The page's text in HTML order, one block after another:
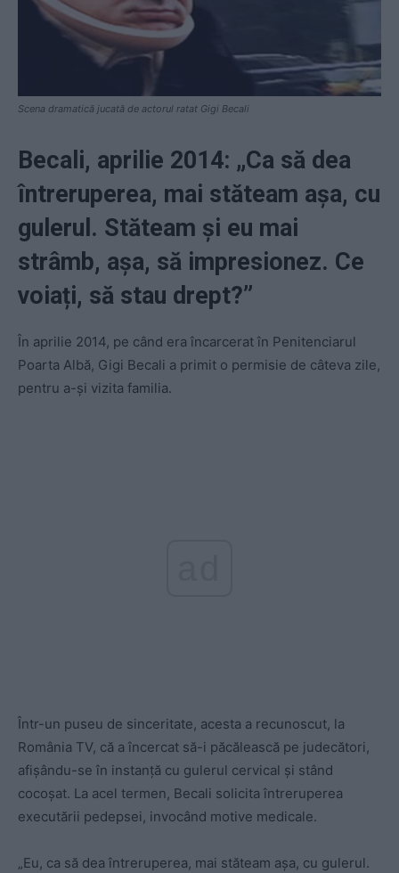
Scena dramatică jucată de actorul ratat Gigi Becali
Becali, aprilie 2014: „Ca să dea
întreruperea, mai stăteam așa, cu
gulerul. Stăteam și eu mai
strâmb, așa, să impresionez. Ce
voiați, să stau drept?”
În aprilie 2014, pe când era încarcerat în Penitenciarul
Poarta Albă, Gigi Becali a primit o permisie de câteva zile,
pentru a-și vizita familia.
Într-un puseu de sinceritate, acesta a recunoscut, la
România TV, că a încercat să-i păcălească pe judecători,
afișându-se în instanță cu gulerul cervical și stând
cocoșat. La acel termen, Becali solicita întreruperea
executării pedepsei, invocând motive medicale.
„Eu, ca să dea întreruperea, mai stăteam așa, cu gulerul.